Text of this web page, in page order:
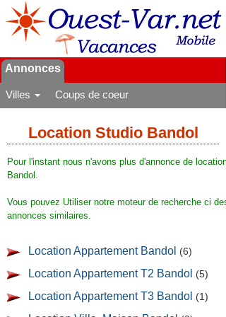
Annonces
Villes Coups de coeur
Location Studio Bandol
Pour l'instant nous n'avons plus d'annonce de
Bandol.
Vous pouvez Utiliser notre moteur de recherche ci
annonces similaires.
Location Appartement Bandol (6)
Location Appartement T2 Bandol (5)
Location Appartement T3 Bandol (1)